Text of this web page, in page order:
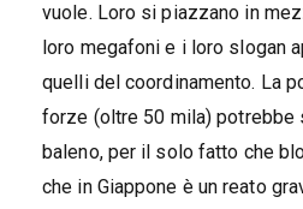
vuole. Loro si piazzano in
loro megafoni e i loro slogan
quelli del coordinamento. La
forze (oltre 50 mila) potrebbe
baleno, per il solo fatto che
che in Giappone è un reato